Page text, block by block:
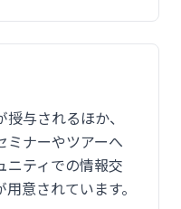
与されるほか、
ミナーやツアーへ
ニティでの情報交
意されています。